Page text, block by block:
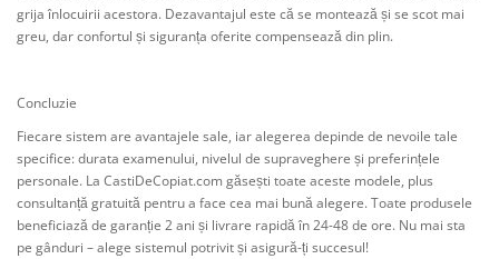
grija înlocuirii acestora. Dezavantajul este că se montează și se scot mai
greu, dar confortul și siguranța oferite compensează din plin.
Concluzie
Fiecare sistem are avantajele sale, iar alegerea depinde de nevoile tale
specifice: durata examenului, nivelul de supraveghere și preferințele
personale. La CastiDeCopiat.com găsești toate aceste modele, plus
consultanță gratuită pentru a face cea mai bună alegere. Toate produsele
beneficiază de garanție 2 ani și livrare rapidă în 24-48 de ore. Nu mai sta
pe gânduri – alege sistemul potrivit și asigură-ți succesul!